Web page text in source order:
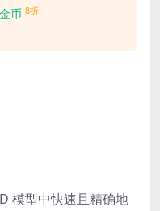
币 8折
模型中快速且精确地